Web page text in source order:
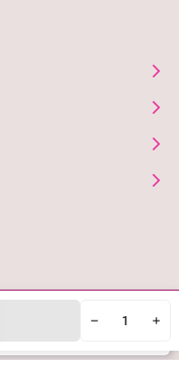
захищені
сайт був кращим